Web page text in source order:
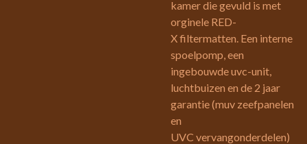
kamer die gevuld is met
orginele RED-
X filtermatten. Een interne
spoelpomp, een
ingebouwde uvc-unit,
luchtbuizen en de 2 jaar
garantie (muv zeefpanelen
en
UVC vervangonderdelen)